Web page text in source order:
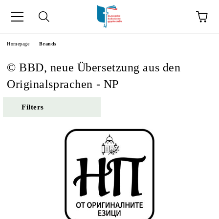
Homepage Brands
© BBD, neue Übersetzung aus den
Originalsprachen - NP
Filters